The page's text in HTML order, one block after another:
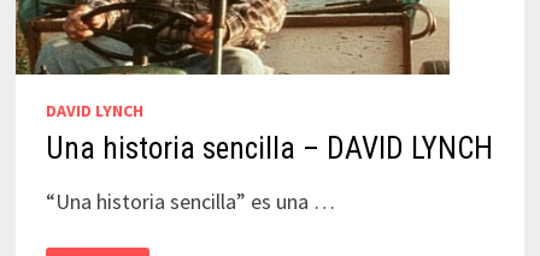
DAVID LYNCH
Una historia sencilla – DAVID LYNCH
“Una historia sencilla” es una …